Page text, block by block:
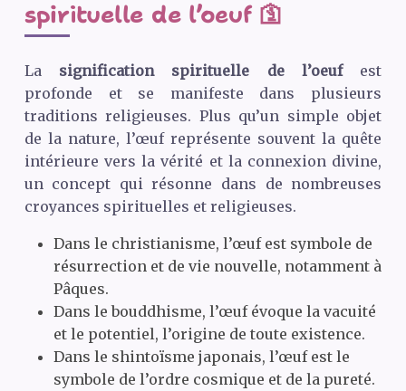
spirituelle de l’oeuf 🛐
La signification spirituelle de l’oeufest
profonde et se manifeste dans plusieurs
traditions religieuses. Plus qu’un simple objet
de la nature, l’œuf représente souvent la quête
intérieure vers la vérité et la connexion divine,
un concept qui résonne dans de nombreuses
croyances spirituelles et religieuses.
Dans le christianisme, l’œuf est symbole de
résurrection et de vie nouvelle, notamment à
Pâques.
Dans le bouddhisme, l’œuf évoque la vacuité
et le potentiel, l’origine de toute existence.
Dans le shintoïsme japonais, l’œuf est le
symbole de l’ordre cosmique et de la pureté.